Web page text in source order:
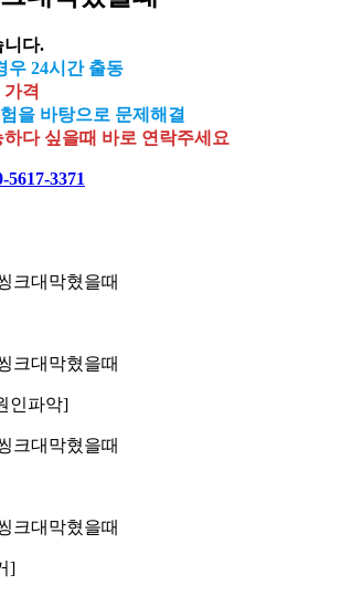
니다.
우 24시간 출동
격
을 바탕으로 문제해결
다 싶을때 바로 연락주세요
5617-3371
인파악]
]